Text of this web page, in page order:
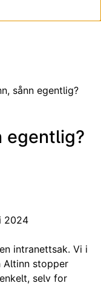
sånn egentlig?
egentlig?
2024
intranettsak. Vi i
Altinn stopper
selv for